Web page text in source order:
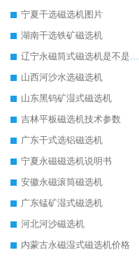
宁夏干选磁选机图片
湖南干选铁矿磁选机
辽宁永磁筒式磁选机是不是强磁
山西河沙水选磁选机
山东黑钨矿湿式磁选机
吉林平板磁选机技术参数
广东干式选铝磁选机
宁夏永磁磁选机说明书
安徽永磁滚筒磁选机
广东锰矿湿式磁选机
河北河沙磁选机
内蒙古永磁湿式磁选机价格